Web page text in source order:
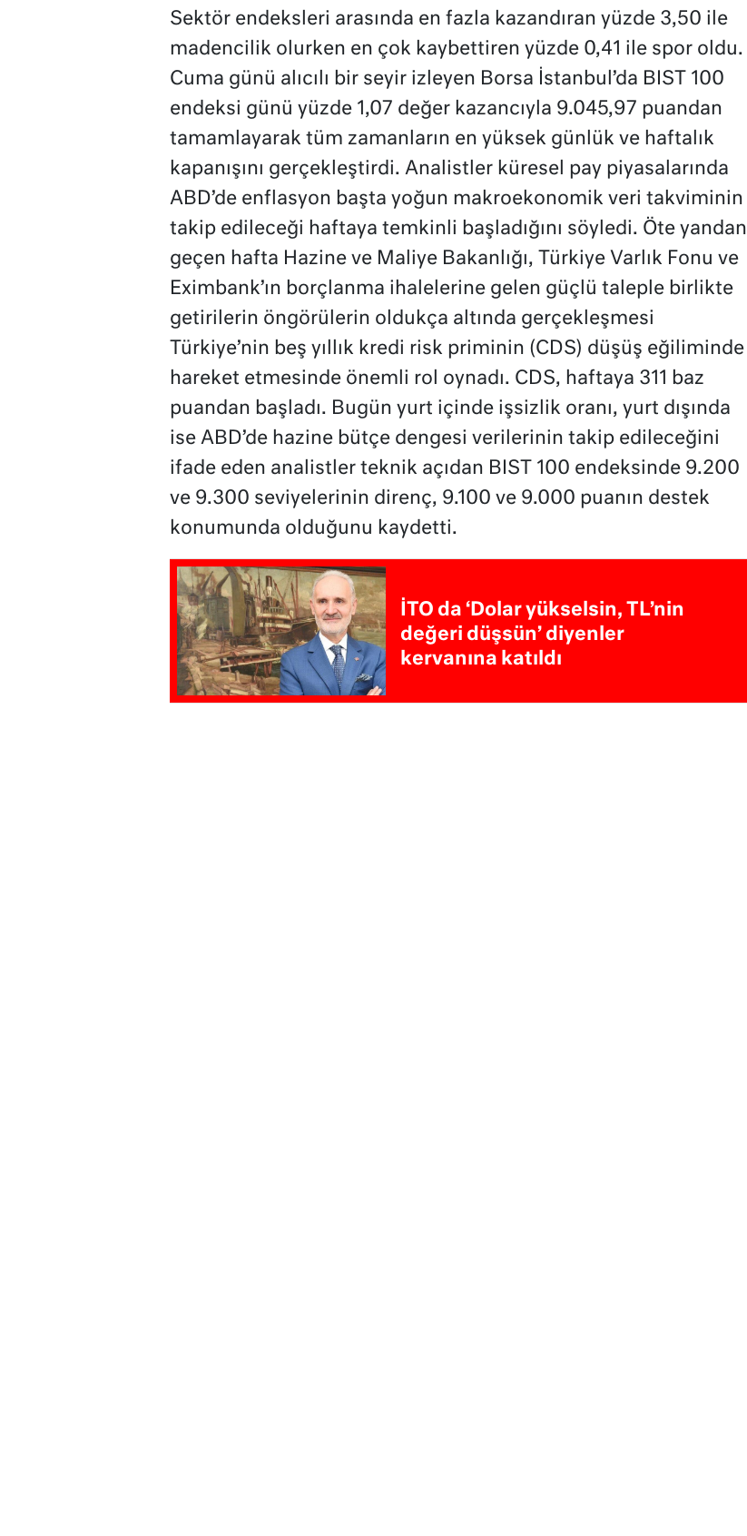
Sektör endeksleri arasında en fazla kazandıran yüzde 3,50 ile
madencilik olurken en çok kaybettiren yüzde 0,41 ile spor oldu.
Cuma günü alıcılı bir seyir izleyen Borsa İstanbul’da BIST 100
endeksi günü yüzde 1,07 değer kazancıyla 9.045,97 puandan
tamamlayarak tüm zamanların en yüksek günlük ve haftalık
kapanışını gerçekleştirdi. Analistler küresel pay piyasalarında
ABD’de enflasyon başta yoğun makroekonomik veri takviminin
takip edileceği haftaya temkinli başladığını söyledi. Öte yandan
geçen hafta Hazine ve Maliye Bakanlığı, Türkiye Varlık Fonu ve
Eximbank’ın borçlanma ihalelerine gelen güçlü taleple birlikte
getirilerin öngörülerin oldukça altında gerçekleşmesi
Türkiye’nin beş yıllık kredi risk priminin (CDS) düşüş eğiliminde
hareket etmesinde önemli rol oynadı. CDS, haftaya 311 baz
puandan başladı. Bugün yurt içinde işsizlik oranı, yurt dışında
ise ABD’de hazine bütçe dengesi verilerinin takip edileceğini
ifade eden analistler teknik açıdan BIST 100 endeksinde 9.200
ve 9.300 seviyelerinin direnç, 9.100 ve 9.000 puanın destek
konumunda olduğunu kaydetti.
İTO da ‘Dolar yükselsin, TL’nin
değeri düşsün’ diyenler
kervanına katıldı